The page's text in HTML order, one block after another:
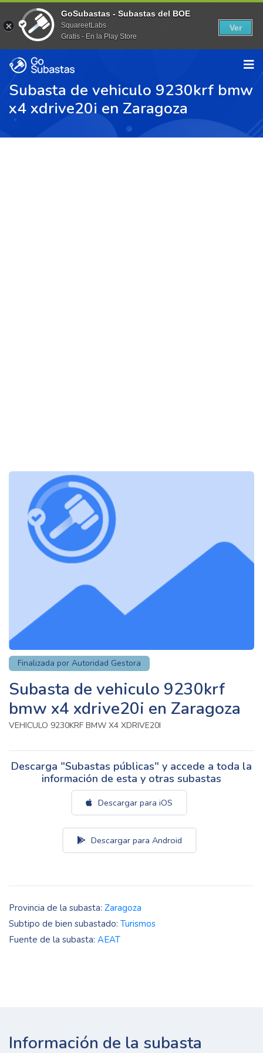
Subasta de vehiculo 9230krf bmw
x4 xdrive20i en Zaragoza
Finalizada por Autoridad Gestora
Subasta de vehiculo 9230krf
bmw x4 xdrive20i en Zaragoza
VEHICULO 9230KRF BMW X4 XDRIVE20I
Descarga "Subastas públicas" y accede a toda la
información de esta y otras subastas
Descargar para iOS
Descargar para Android
Provincia de la subasta: Zaragoza
Subtipo de bien subastado: Turismos
Fuente de la subasta: AEAT
Información de la subasta
GoSubastas - Subastas del BOE
SquareetLabs
Gratis - En la Play Store
Ver